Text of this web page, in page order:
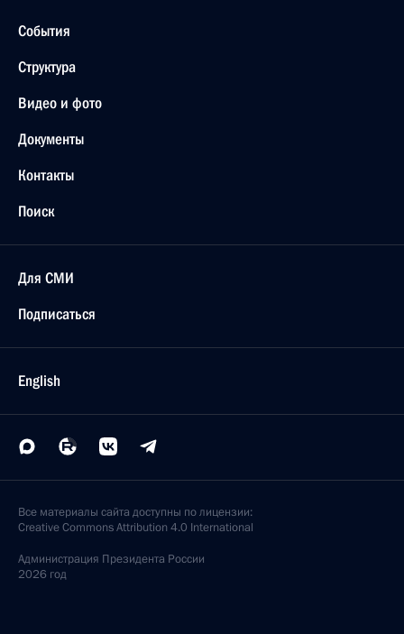
События
Структура
Видео и фото
Документы
Контакты
Поиск
Для СМИ
Подписаться
English
Все материалы сайта доступны по лицензии:
Creative Commons Attribution 4.0 International
Администрация Президента России
2026 год